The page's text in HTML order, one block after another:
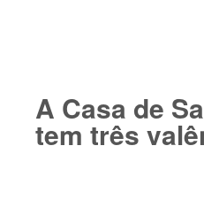
A Casa de
tem três